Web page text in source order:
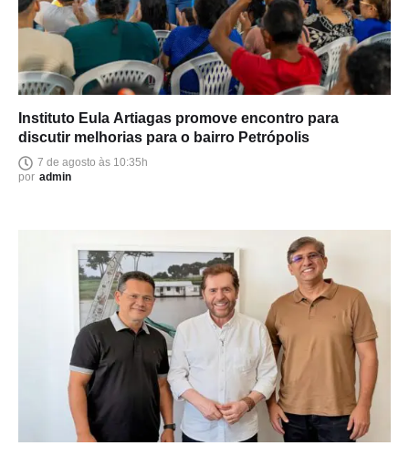
Instituto Eula Artiagas promove encontro para
discutir melhorias para o bairro Petrópolis
7 de agosto às 10:35h
por admin